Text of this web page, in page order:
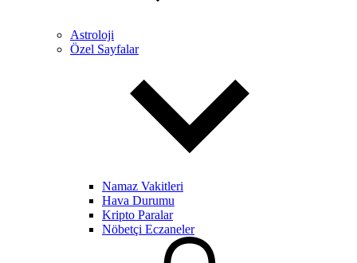
Astroloji
Özel Sayfalar
Namaz Vakitleri
Hava Durumu
Kripto Paralar
Nöbetçi Eczaneler